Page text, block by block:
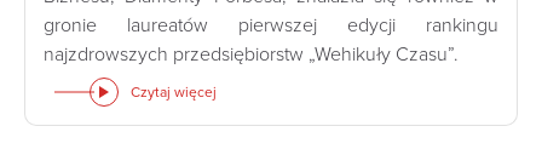
gronie laureatów pierwszej edycji rankingu
najzdrowszych przedsiębiorstw „Wehikuły Czasu”.
Czytaj więcej